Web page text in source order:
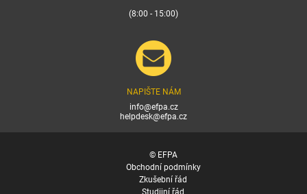
(8:00 - 15:00)
NAPIŠTE NÁM
info@efpa.cz
helpdesk@efpa.cz
© EFPA
Obchodní podmínky
Zkušební řád
Studijní řád